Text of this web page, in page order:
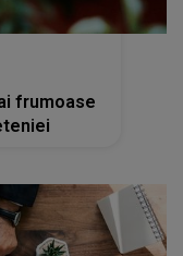
frumoase